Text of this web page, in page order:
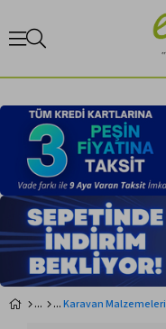
Karavan Malzemeleri